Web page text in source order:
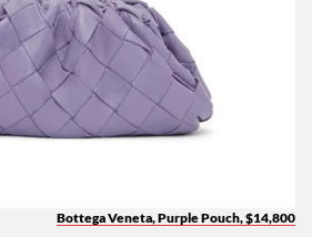
Bottega Veneta, Purple Pouch, $14,800